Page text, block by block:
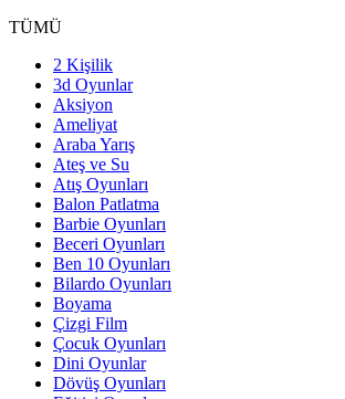
TÜMÜ
2 Kişilik
3d Oyunlar
Aksiyon
Ameliyat
Araba Yarış
Ateş ve Su
Atış Oyunları
Balon Patlatma
Barbie Oyunları
Beceri Oyunları
Ben 10 Oyunları
Bilardo Oyunları
Boyama
Çizgi Film
Çocuk Oyunları
Dini Oyunlar
Dövüş Oyunları